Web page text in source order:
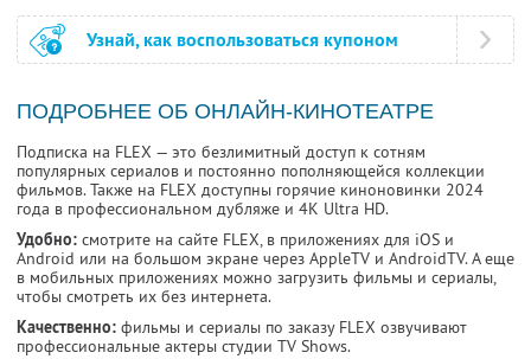
Узнай, как воспользоваться купоном
ПОДРОБНЕЕ ОБ ОНЛАЙН-КИНОТЕАТРЕ
Подписка на FLEX — это безлимитный доступ к сотням
популярных сериалов и постоянно пополняющейся коллекции
фильмов. Также на FLEX доступны горячие киноновинки 2024
года в профессиональном дубляже и 4К Ultra HD.
Удобно: смотрите на сайте FLEX, в приложениях для iOS и
Android или на большом экране через AppleTV и AndroidTV. А еще
в мобильных приложениях можно загрузить фильмы и сериалы,
чтобы смотреть их без интернета.
Качественно: фильмы и сериалы по заказу FLEX озвучивают
профессиональные актеры студии TV Shows.